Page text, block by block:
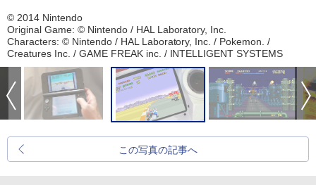
© 2014 Nintendo
Original Game: © Nintendo / HAL Laboratory, Inc.
Characters: © Nintendo / HAL Laboratory, Inc. / Pokemon. /
Creatures Inc. / GAME FREAK inc. / INTELLIGENT SYSTEMS
この写真の記事へ